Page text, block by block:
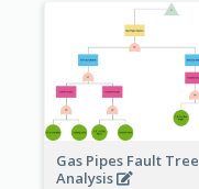
Gas Pipes Fault Tree
Analysis